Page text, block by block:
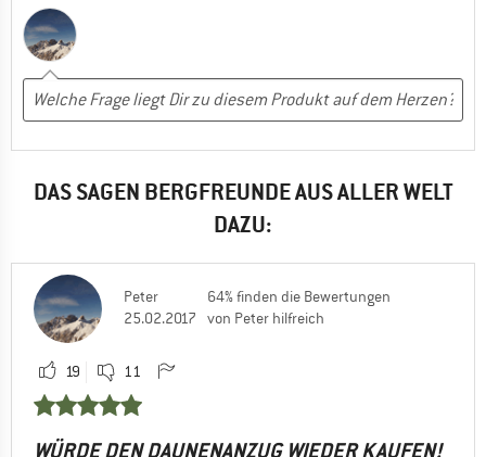
DAS SAGEN BERGFREUNDE AUS ALLER WELT
DAZU:
Peter
25.02.2017
64% finden die Bewertungen
von Peter hilfreich
19 11
WÜRDE DEN DAUNENANZUG WIEDER KAUFEN!